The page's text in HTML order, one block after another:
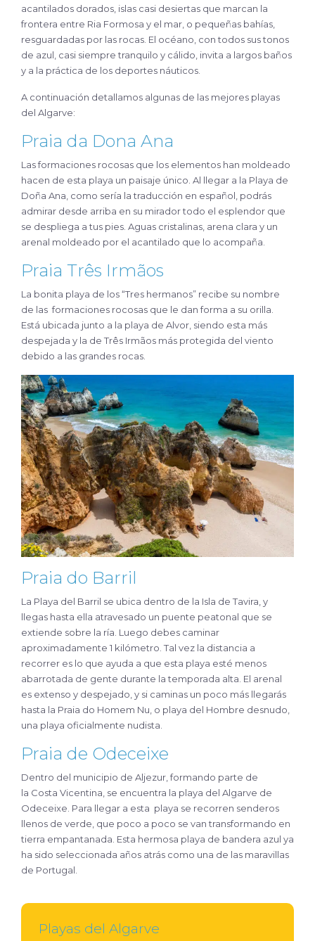
acantilados dorados, islas casi desiertas que marcan la
frontera entre Ria Formosa y el mar, o pequeñas bahías,
resguardadas por las rocas. El océano, con todos sus tonos
de azul, casi siempre tranquilo y cálido, invita a largos baños
y a la práctica de los deportes náuticos.
A continuación detallamos algunas de las mejores playas
del Algarve:
Praia da Dona Ana
Las formaciones rocosas que los elementos han moldeado
hacen de esta playa un paisaje único. Al llegar a la Playa de
Doña Ana, como sería la traducción en español, podrás
admirar desde arriba en su mirador todo el esplendor que
se despliega a tus pies. Aguas cristalinas, arena clara y un
arenal moldeado por el acantilado que lo acompaña.
Praia Três Irmãos
La bonita playa de los “Tres hermanos” recibe su nombre
de las formaciones rocosas que le dan forma a su orilla.
Está ubicada junto a la playa de Alvor, siendo esta más
despejada y la de Três Irmãos más protegida del viento
debido a las grandes rocas.
Praia do Barril
La Playa del Barril se ubica dentro de la Isla de Tavira, y
llegas hasta ella atravesado un puente peatonal que se
extiende sobre la ría. Luego debes caminar
aproximadamente 1 kilómetro. Tal vez la distancia a
recorrer es lo que ayuda a que esta playa esté menos
abarrotada de gente durante la temporada alta. El arenal
es extenso y despejado, y si caminas un poco más llegarás
hasta la Praia do Homem Nu, o playa del Hombre desnudo,
una playa oficialmente nudista.
Praia de Odeceixe
Dentro del municipio de Aljezur, formando parte de
la Costa Vicentina, se encuentra la playa del Algarve de
Odeceixe. Para llegar a esta playa se recorren senderos
llenos de verde, que poco a poco se van transformando en
tierra empantanada. Esta hermosa playa de bandera azul ya
ha sido seleccionada años atrás como una de las maravillas
de Portugal.
Playas del Algarve